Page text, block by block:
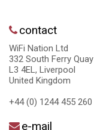
contact
WiFi Nation Ltd
332 South Ferry Quay
L3 4EL, Liverpool
United Kingdom
+44 (0) 1244 455 260
e-mail